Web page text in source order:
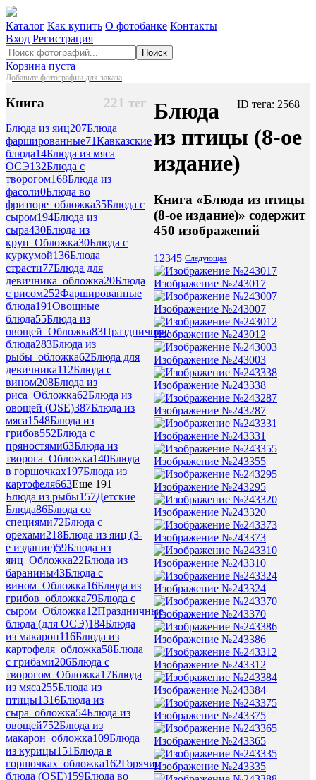
Каталог Как купить О фотобанке Контакты
Вход Регистрация
Поиск
Корзина пуста
Добавьте фотографии для заказа
221 тег
Книга
Блюда из яиц207Блюда
фаршированные71Кавказские
блюда14Блюда из мяса
ОСЭ132Блюда с
творогом168Блюда из
фасоли0Блюда во
фритюре_обложка35Блюда с
сыром194Блюда из
сыра430Блюда из
круп_Обложка30Блюда с
куркумой136Блюда
страсти77Блюда для
девичника_обложка20Блюда
с рисом252Фаршированные
блюда191Овощные
блюда55Блюда из
овощей_Обложка83Праздничные
блюда283Блюда из
рыбы_обложка62Блюда для
девичника112Блюда с
вином208Блюда из
риса_Обложка62Блюда из
овощей (OSE)387Блюда из
мяса1548Блюда из
грибов552Блюда с
пряностями63Блюда из
творога_Обложка140Блюда
в горшочках197Блюда из
картофеля663Еще 191
Блюда из рыбы157Детские
Блюда86Блюда со
специями72Блюда с
орехами218Блюда из яиц (3-
е издание)59Блюда из
яиц_Обложка22Блюда из
баранины43Блюда с
вином_Обложка16Блюда из
грибов_обложка79Блюда с
сыром_Обложка12Праздничные
блюда (для ОСЭ)184Блюда
из макарон116Блюда из
картофеля_обложка58Блюда
с грибами206Блюда с
творогом_Обложка17Блюда
из мяса255Блюда из
птицы1316Блюда из
сыра_обложка54Блюда из
овощей752Блюда из
макарон_обложка109Блюда
из курицы151Блюда в
горшочках_обложка162Горячие
блюда (OSE)159Блюда во
ID тега: 2568
Блюда
из птицы (8-ое
издание)
Книга «Блюда из птицы
(8-ое издание)» содержит
450 изображений
1 2345 Следующая
Изображение №243017
Изображение №243007
Изображение №243012
Изображение №243003
Изображение №243338
Изображение №243287
Изображение №243331
Изображение №243355
Изображение №243295
Изображение №243320
Изображение №243373
Изображение №243310
Изображение №243324
Изображение №243370
Изображение №243386
Изображение №243312
Изображение №243384
Изображение №243375
Изображение №243365
Изображение №243335